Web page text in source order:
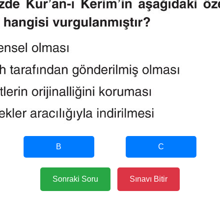
B C
Sonraki Soru Sınavı Bitir